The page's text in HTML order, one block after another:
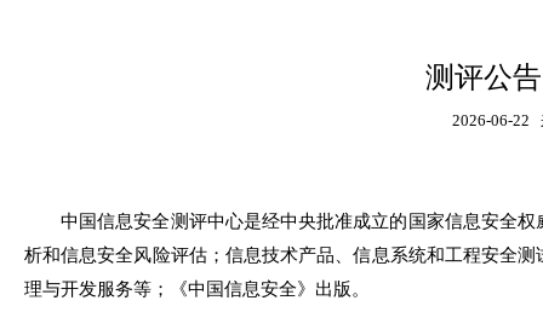
测评公
2026-06-22
中国信息安全测评中心是经中央批准成立的国家信息安全
析和信息安全风险评估；信息技术产品、信息系统和工程安全
理与开发服务等；《中国信息安全》出版。